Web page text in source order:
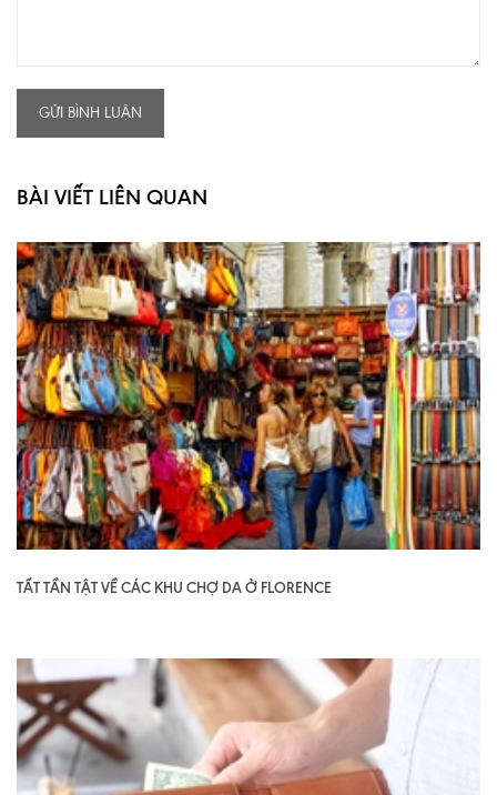
GỬI BÌNH LUẬN
BÀI VIẾT LIÊN QUAN
TẤT TẦN TẬT VỀ CÁC KHU CHỢ DA Ở FLORENCE